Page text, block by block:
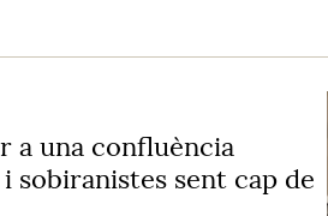
a una confluència
sobiranistes sent cap de